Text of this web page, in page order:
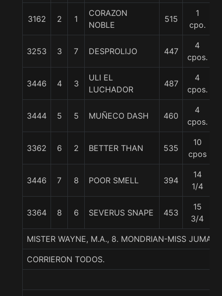
3162 2 1
CORAZON
NOBLE
515
1
cpo.
3253 3 7 DESPROLIJO 447
4
cpos.
3446 4 3
ULI EL
LUCHADOR
487
4
cpos.
3444 5 5 MUÑECO DASH 460
4
cpos.
3362 6 2 BETTER THAN 535
10
cpos
3446 7 8 POOR SMELL 394
14
1/4
3364 8 6 SEVERUS SNAPE 453
15
3/4
MISTER WAYNE, M.A., 8. MONDRIAN-MISS
CORRIERON TODOS.